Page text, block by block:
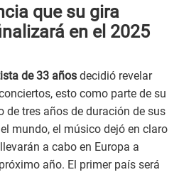
que su gira
en el 2025
de 33 años decidió revelar
esto como parte de su
de tres años de duración de sus
mundo, el músico dejó en claro
a cabo en Europa a
año. El primer país será